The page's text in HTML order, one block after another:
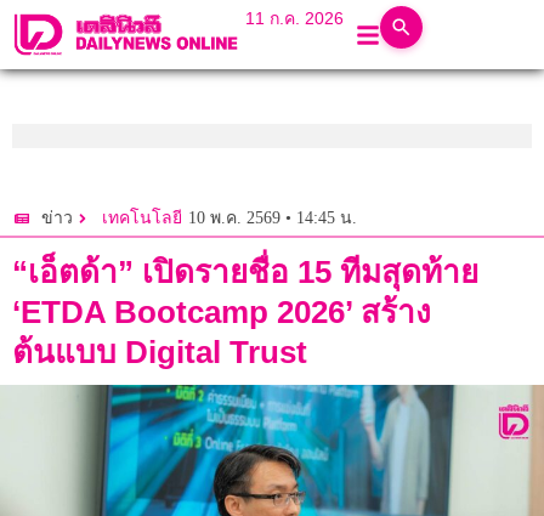
11 ก.ค. 2026
ข่าว เทคโนโลยี 10 พ.ค. 2569 • 14:45 น.
“เอ็ตด้า” เปิดรายชื่อ 15 ทีมสุดท้าย
‘ETDA Bootcamp 2026’ สร้าง
ต้นแบบ Digital Trust